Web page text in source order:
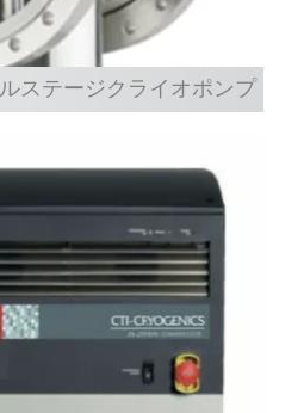
ステージクライオポンプ